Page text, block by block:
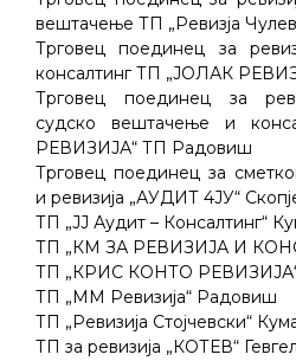
вештачење ТП „Ревизја
Трговец поединец за
консалтинг ТП „ЈОЛАК
Трговец поединец за
судско вештачење и
РЕВИЗИЈА“ ТП Радовиш
Трговец поединец за
и ревизија „АУДИТ 4ЈУ“
ТП „ЈЈ Аудит – Консалтинг“
ТП „КМ ЗА РЕВИЗИЈА И
ТП „КРИС КОНТО
ТП „ММ Ревизија“ Радовиш
ТП „Ревизија Стојчевски“
ТП за ревизија „КОТЕВ“